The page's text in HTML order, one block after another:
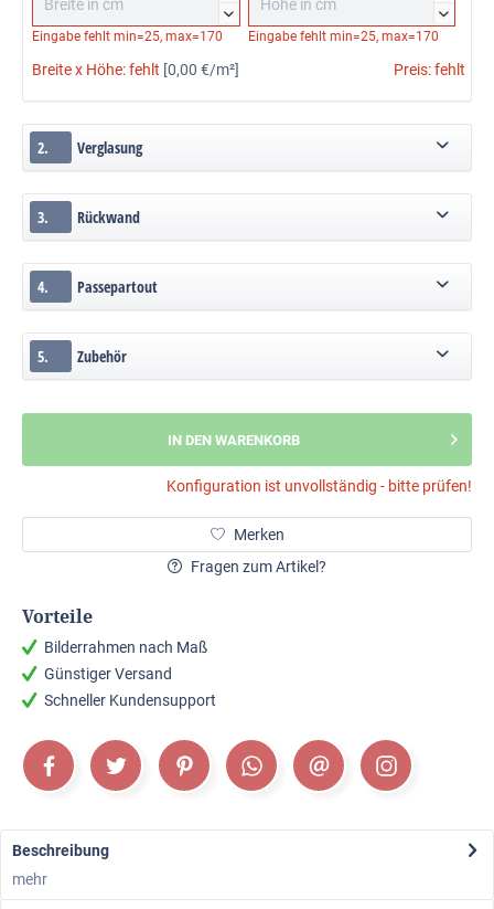
 
Eingabe fehlt min=25, max=170 Eingabe fehlt min=25, max=170
Breite x Höhe:fehlt [0,00 €/m²] Preis:fehlt
2. Verglasung
3. Rückwand
4. Passepartout
5. Zubehör
IN DEN WARENKORB
Konfiguration ist unvollständig - bitte prüfen!
Merken
Fragen zum Artikel?
Vorteile
Bilderrahmen nach Maß
Günstiger Versand
Schneller Kundensupport
Beschreibung
mehr